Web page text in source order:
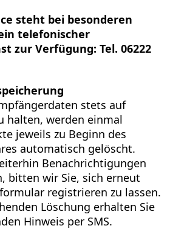
steht bei besonderen
telefonischer
zur Verfügung: Tel. 06222
stets auf
halten, werden einmal
jeweils zu Beginn des
automatisch gelöscht.
Benachrichtigungen
bitten wir Sie, sich erneut
registrieren zu lassen.
Löschung erhalten Sie
Hinweis per SMS.